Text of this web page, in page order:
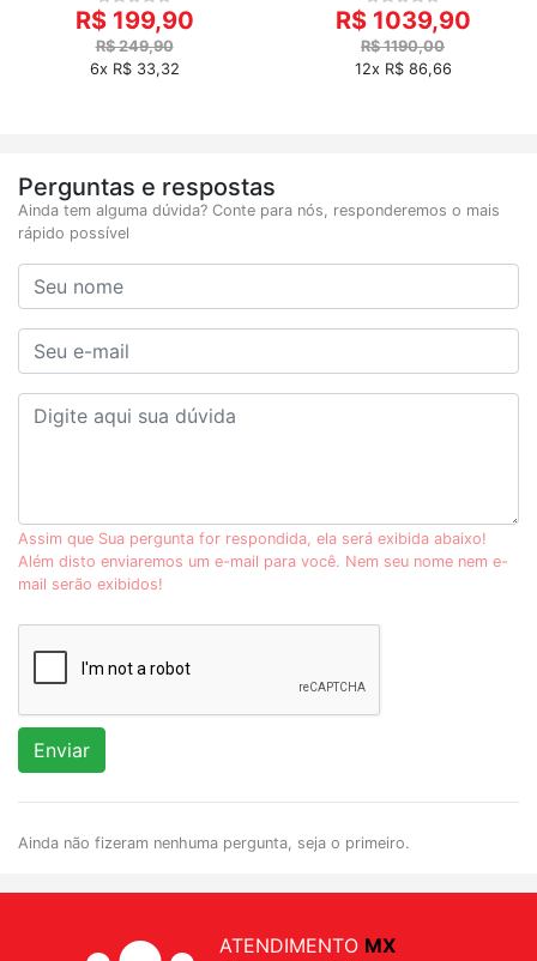
R$ 199,90
R$ 249,90
6x R$ 33,32
R$ 1039,90
R$ 1190,00
12x R$ 86,66
Perguntas e respostas
Ainda tem alguma dúvida? Conte para nós, responderemos o mais
rápido possível
Assim que Sua pergunta for respondida, ela será exibida abaixo!
Além disto enviaremos um e-mail para você. Nem seu nome nem e-
mail serão exibidos!
Enviar
Ainda não fizeram nenhuma pergunta, seja o primeiro.
ATENDIMENTO MX